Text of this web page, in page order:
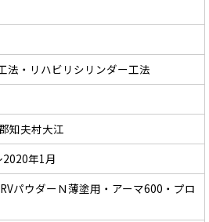
法・リハビリシリンダー工法
知夫村大江
年1月
パウダーＮ薄塗用・アーマ600・プロ